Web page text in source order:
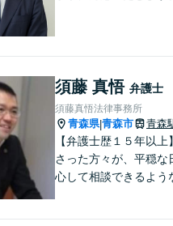
須藤 真悟 弁護士
須藤真悟法律事務所
青森県|青森市 青森
【弁護士歴１５年以
さった方々が、平穏
心して相談できるよう